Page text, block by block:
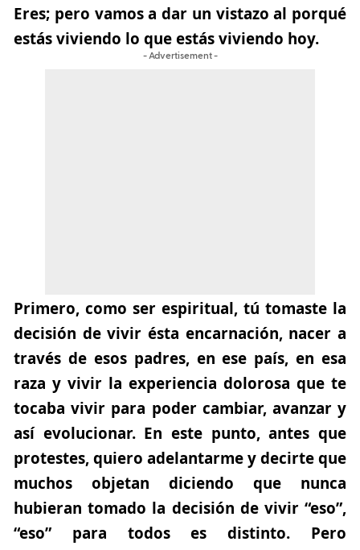
Eres; pero vamos a dar un vistazo al porqué
estás viviendo lo que estás viviendo hoy.
- Advertisement -
Primero, como ser espiritual, tú tomaste la
decisión de vivir ésta encarnación, nacer a
través de esos padres, en ese país, en esa
raza y vivir la experiencia dolorosa que te
tocaba vivir para poder cambiar, avanzar y
así evolucionar. En este punto, antes que
protestes, quiero adelantarme y decirte que
muchos objetan diciendo que nunca
hubieran tomado la decisión de vivir “eso”,
“eso” para todos es distinto. Pero